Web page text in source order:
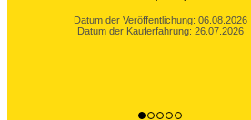
Datum der Veröffentlichung: 06.08.2026
Datum der Kauferfahrung: 26.07.2026